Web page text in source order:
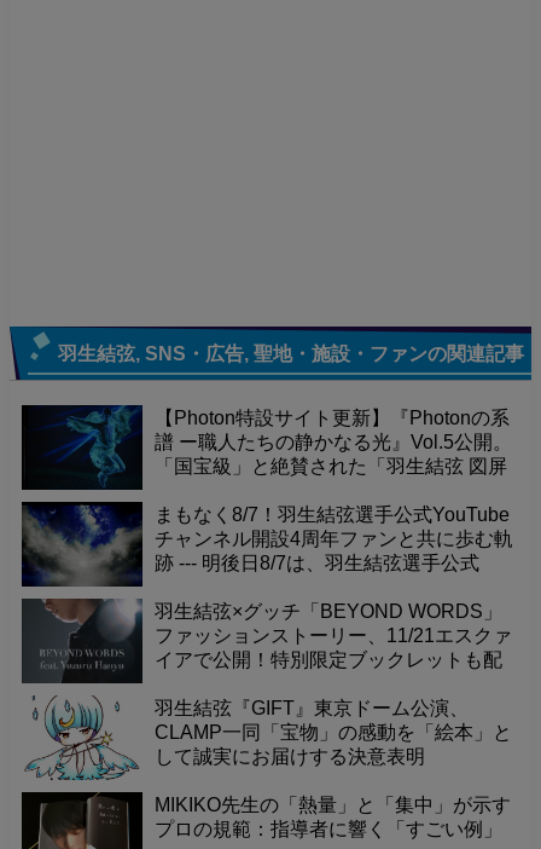
羽生結弦 SNS・広告 聖地・施設・ファンの関連記事
【Photon特設サイト更新】『Photonの系
譜 ー職人たちの静かなる光』Vol.5公開。
「国宝級」と絶賛された「羽生結弦 図屏
の真髄を深掘り。
まもなく8/7！羽生結弦選手公式YouTube
チャンネル開設4周年ファンと共に歩む軌
跡 --- 明後日8/7は、羽生結弦選手公式
すべき日です！これまで素晴らしい演技
やメッセージを届けてくれたチャンネル
に感謝の気持ちを込めて、一緒にお祝い
羽生結弦×グッチ「BEYOND WORDS」
ファッションストーリー、11/21エスクァ
イアで公開！特別限定ブックレットも配
羽生結弦『GIFT』東京ドーム公演、
CLAMP一同「宝物」の感動を「絵本」と
して誠実にお届けする決意表明
MIKIKO先生の「熱量」と「集中」が示す
プロの規範：指導者に響く「すごい例」